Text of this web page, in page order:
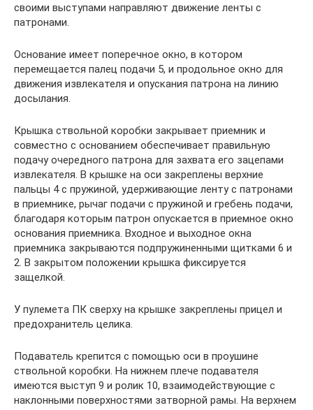
своими выступами направляют движение ленты с
патронами.
Основание имеет поперечное окно, в котором
перемещается палец подачи 5, и продольное окно для
движения извлекателя и опускания патрона на линию
досылания.
Крышка ствольной коробки закрывает приемник и
совместно с основанием обеспечивает правильную
подачу очередного патрона для захвата его зацепами
извлекателя. В крышке на оси закреплены верхние
пальцы 4 с пружиной, удерживающие ленту с патронами
в приемнике, рычаг подачи с пружиной и гребень подачи,
благодаря которым патрон опускается в приемное окно
основания приемника. Входное и выходное окна
приемника закрываются подпружиненными щитками 6 и
2. В закрытом положении крышка фиксируется
защелкой.
У пулемета ПК сверху на крышке закреплены прицел и
предохранитель целика.
Подаватель крепится с помощью оси в проушине
ствольной коробки. На нижнем плече подавателя
имеются выступ 9 и ролик 10, взаимодействующие с
наклонными поверхностями затворной рамы. На верхнем